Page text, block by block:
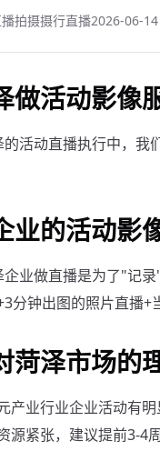
拍摄摄行直播2026-06-14
做活动影像
活动直播执行中，我
业的活动影
企业做直播是为了"记
分钟出图的照片直播+
菏泽市场的
产业行业企业活动有
源紧张，建议提前3-4